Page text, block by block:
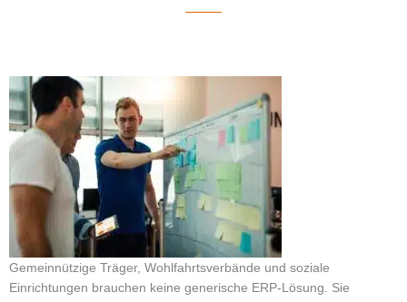
Gemeinnützige Träger, Wohlfahrtsverbände und soziale
Einrichtungen brauchen keine generische ERP-Lösung. Sie